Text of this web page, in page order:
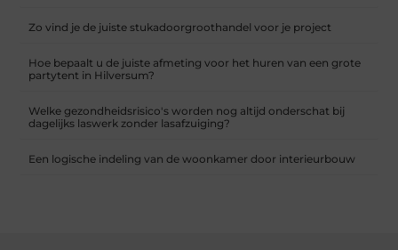
Zo vind je de juiste stukadoorgroothandel voor je project
Hoe bepaalt u de juiste afmeting voor het huren van een grote
partytent in Hilversum?
Welke gezondheidsrisico's worden nog altijd onderschat bij
dagelijks laswerk zonder lasafzuiging?
Een logische indeling van de woonkamer door interieurbouw